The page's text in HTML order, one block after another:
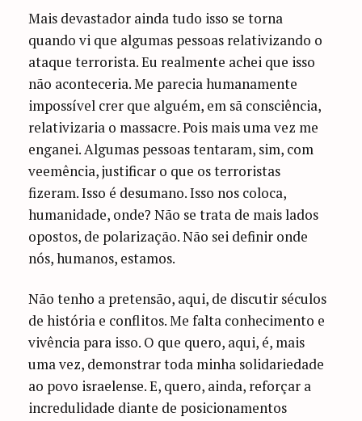
Mais devastador ainda tudo isso se torna
quando vi que algumas pessoas relativizando o
ataque terrorista. Eu realmente achei que isso
não aconteceria. Me parecia humanamente
impossível crer que alguém, em sã consciência,
relativizaria o massacre. Pois mais uma vez me
enganei. Algumas pessoas tentaram, sim, com
veemência, justificar o que os terroristas
fizeram. Isso é desumano. Isso nos coloca,
humanidade, onde? Não se trata de mais lados
opostos, de polarização. Não sei definir onde
nós, humanos, estamos.
Não tenho a pretensão, aqui, de discutir séculos
de história e conflitos. Me falta conhecimento e
vivência para isso. O que quero, aqui, é, mais
uma vez, demonstrar toda minha solidariedade
ao povo israelense. E, quero, ainda, reforçar a
incredulidade diante de posicionamentos